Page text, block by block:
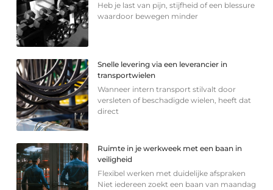
Heb je last van pijn, stijfheid of een blessure
waardoor bewegen minder
Snelle levering via een leverancier in
transportwielen
Wanneer intern transport stilvalt door
versleten of beschadigde wielen, heeft dat
direct
Ruimte in je werkweek met een baan in
veiligheid
Flexibel werken met duidelijke afspraken
Niet iedereen zoekt een baan van maandag